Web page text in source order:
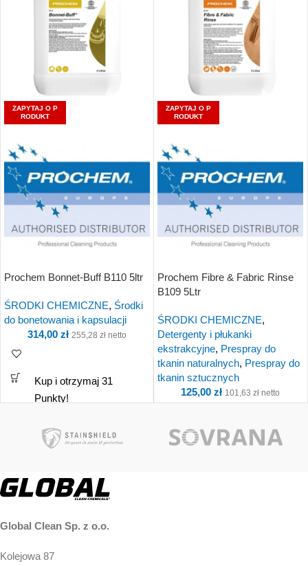
ZAPYTAJ O P
RODUKT
Prochem Bonnet-Buff B110 5ltr
ŚRODKI CHEMICZNE, Środki
do bonetowania i kapsulacji
314,00 zł 255,28 zł netto
Kup i otrzymaj 31
Punkty!
ZAPYTAJ O P
RODUKT
Prochem Fibre & Fabric Rinse
B109 5Ltr
ŚRODKI CHEMICZNE,
Detergenty i płukanki
ekstrakcyjne, Prespray do
tkanin naturalnych, Prespray do
tkanin sztucznych
125,00 zł 101,63 zł netto
Kup i otrzymaj 13
Global Clean Sp. z o.o.
Kolejowa 87